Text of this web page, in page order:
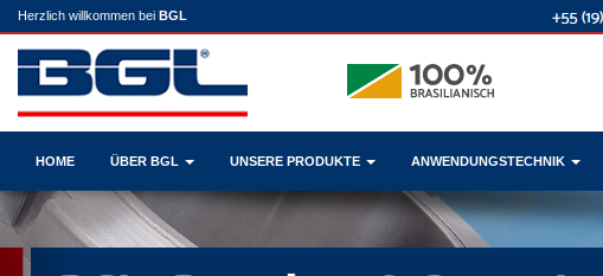
Herzlich willkommen bei BGL
HOME ÜBER BGL UNSERE PRODUKTE ANWENDUNGSTECHNIK
Previous